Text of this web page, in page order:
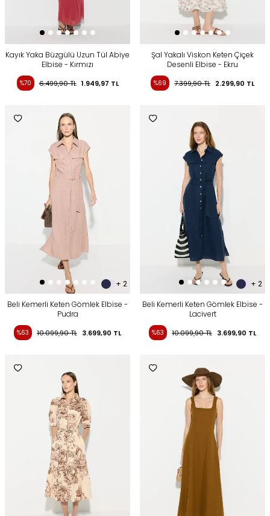
Kayık Yaka Büzgülü Uzun Tül Abiye
Elbise - Kırmızı
%70 6.499,90TL 1.949,97 TL
Şal Yakalı Viskon Keten Çiçek
Desenli Elbise - Ekru
%69 7.399,90TL 2.299,90 TL
+ 2
Beli Kemerli Keten Gömlek Elbise -
Pudra
%63 10.099,90TL 3.699,90 TL
+ 2
Beli Kemerli Keten Gömlek Elbise -
Lacivert
%63 10.099,90TL 3.699,90 TL